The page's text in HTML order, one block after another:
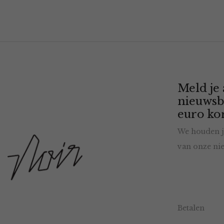
Meld je
euro
We houden
van onze
Betalen